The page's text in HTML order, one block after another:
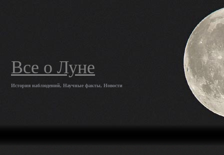
Все о Луне
История наблюдений, Научные факты, Новости